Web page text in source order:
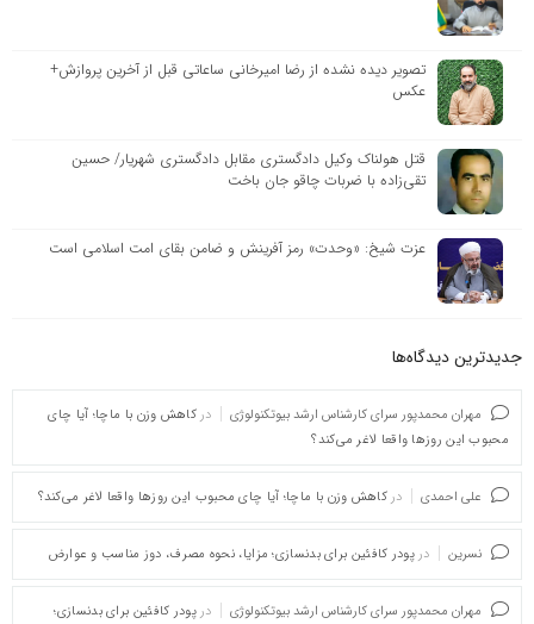
تصویر دیده نشده از رضا امیرخانی ساعاتی قبل از آخرین پروازش+
عکس
قتل هولناک وکیل دادگستری مقابل دادگستری شهریار/ حسین
تقی‌زاده با ضربات چاقو جان باخت
عزت شیخ: «وحدت» رمز آفرینش و ضامن بقای امت اسلامی است
جدیدترین دیدگاه‌‌ها
مهران محمدپور سرای کارشناس ارشد بیوتکنولوژی در کاهش وزن با ماچا؛ آیا چای
محبوب این روزها واقعا لاغر می‌کند؟
علی احمدی در کاهش وزن با ماچا؛ آیا چای محبوب این روزها واقعا لاغر می‌کند؟
نسرین در پودر کافئین برای بدنسازی؛ مزایا، نحوه مصرف، دوز مناسب و عوارض
مهران محمدپور سرای کارشناس ارشد بیوتکنولوژی در پودر کافئین برای بدنسازی؛